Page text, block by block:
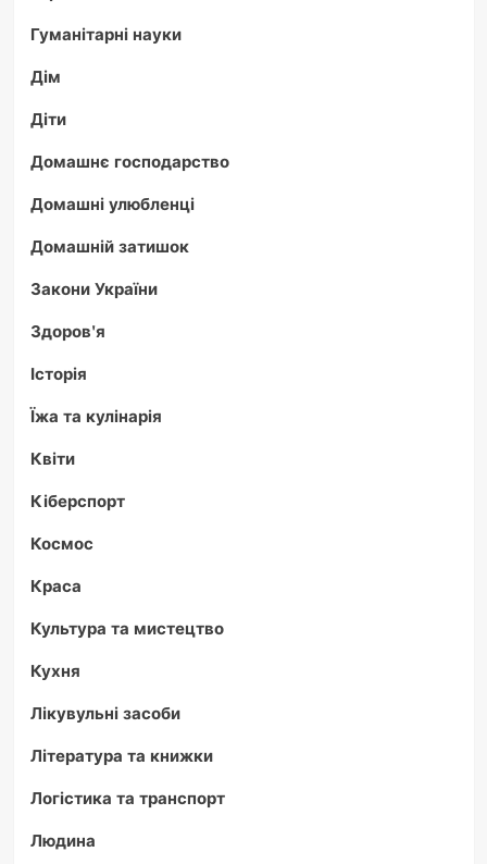
Гуманітарні науки
Дім
Діти
Домашнє господарство
Домашні улюбленці
Домашній затишок
Закони України
Здоров'я
Історія
Їжа та кулінарія
Квіти
Кіберспорт
Космос
Краса
Культура та мистецтво
Кухня
Лікувульні засоби
Література та книжки
Логістика та транспорт
Людина